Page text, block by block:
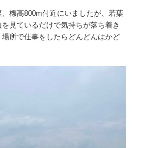
標高800m付近にいましたが、若葉
見ているだけで気持ちが落ち着き
所で仕事をしたらどんどんはかど